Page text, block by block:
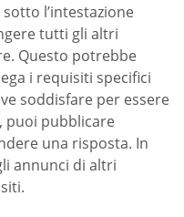
l’intestazione
tutti gli altri
Questo potrebbe
i requisiti specifici
soddisfare per essere
puoi pubblicare
una risposta. In
annunci di altri